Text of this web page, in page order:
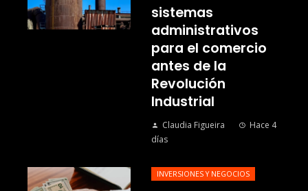
sistemas
administrativos
para el comercio
antes de la
Revolución
Industrial
Claudia Figueira
Hace 4
días
INVERSIONES Y NEGOCIOS